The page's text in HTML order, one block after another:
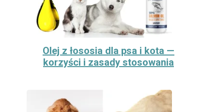
Olej z łososia dla psa i kota —
korzyści i zasady stosowania